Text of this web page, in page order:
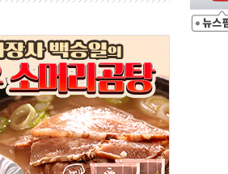
도 죽여
vs 鄭 44.40%
정청래 44.40%
45.71% 송영길 6.92%
46.35% 송영길 5.83%
41.94% 송영길 7.76%